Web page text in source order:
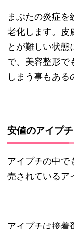
まぶたの炎症
老化します。皮
とが難しい状態
で、美容整形で
しまう事もある
安値のアイプ
アイプチの中で
売されているア
アイプチは接着